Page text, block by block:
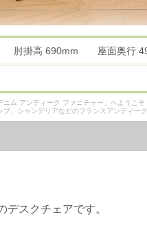
肘掛高 690mm 座面奥
ニム アンティーク ファニチャー」へようこ
プ、シャンデリアなどのフランスアンティー
スクチェアです。